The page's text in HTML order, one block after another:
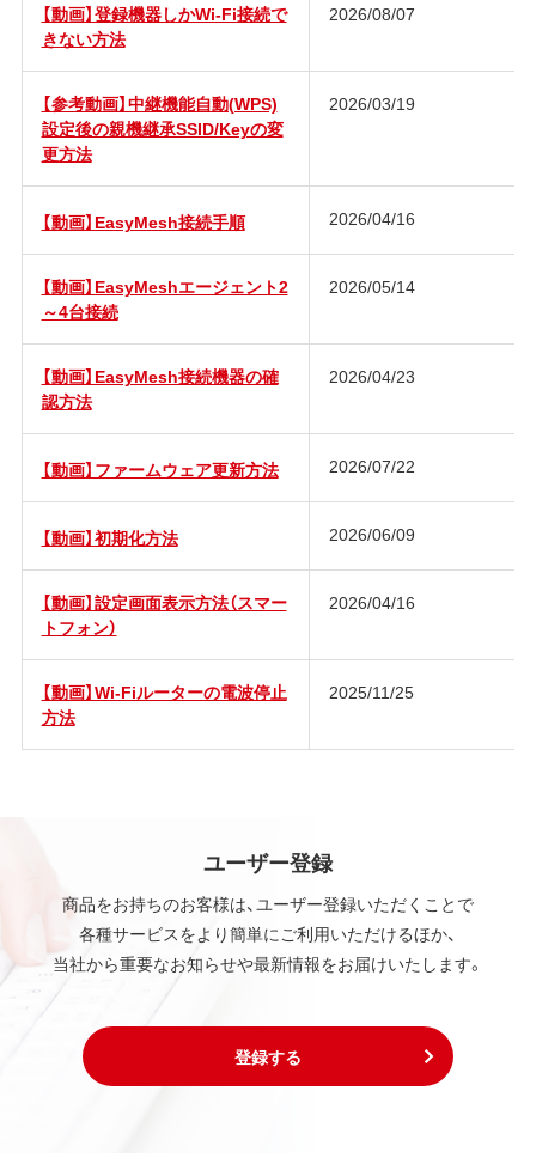
【動画】登録機器しかWi-Fi接続で
きない方法
2026/08/07
【参考動画】中継機能自動(WPS)
設定後の親機継承SSID/Keyの変
更方法
2026/03/19
【動画】EasyMesh接続手順 2026/04/16
【動画】EasyMeshエージェント2
～4台接続
2026/05/14
【動画】EasyMesh接続機器の確
認方法
2026/04/23
【動画】ファームウェア更新方法 2026/07/22
【動画】初期化方法 2026/06/09
【動画】設定画面表示方法（スマー
トフォン）
2026/04/16
【動画】Wi-Fiルーターの電波停止
方法
2025/11/25
ユーザー登録
商品をお持ちのお客様は、ユーザー登録いただくことで
各種サービスをより簡単にご利用いただけるほか、
当社から重要なお知らせや最新情報をお届けいたします。
登録する